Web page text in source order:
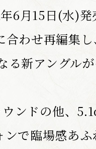
6月15日(水)発
合わせ再編集
新アングル
ンドの他、
ンで臨場感あ